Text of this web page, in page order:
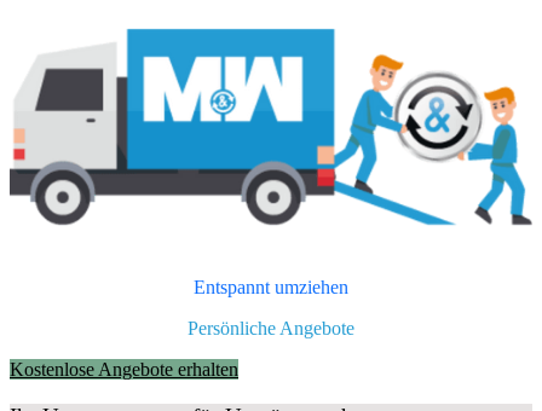
Entspannt umziehen
Persönliche Angebote
Kostenlose Angebote erhalten